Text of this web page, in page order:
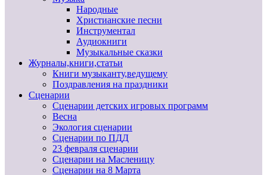
Народные
Христианские песни
Инструментал
Аудиокниги
Музыкальные сказки
Журналы,книги,статьи
Книги музыканту,ведущему
Поздравления на праздники
Сценарии
Сценарии детских игровых программ
Весна
Экология сценарии
Сценарии по ПДД
23 февраля сценарии
Сценарии на Масленицу
Сценарии на 8 Марта